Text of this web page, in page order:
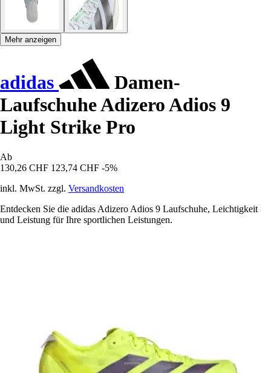
Mehr anzeigen
adidas
Damen-
Laufschuhe Adizero Adios 9
Light Strike Pro
Ab
130,26 CHF 123,74 CHF -5%
inkl. MwSt. zzgl. Versandkosten
Entdecken Sie die adidas Adizero Adios 9 Laufschuhe, Leichtigkeit
und Leistung für Ihre sportlichen Leistungen.